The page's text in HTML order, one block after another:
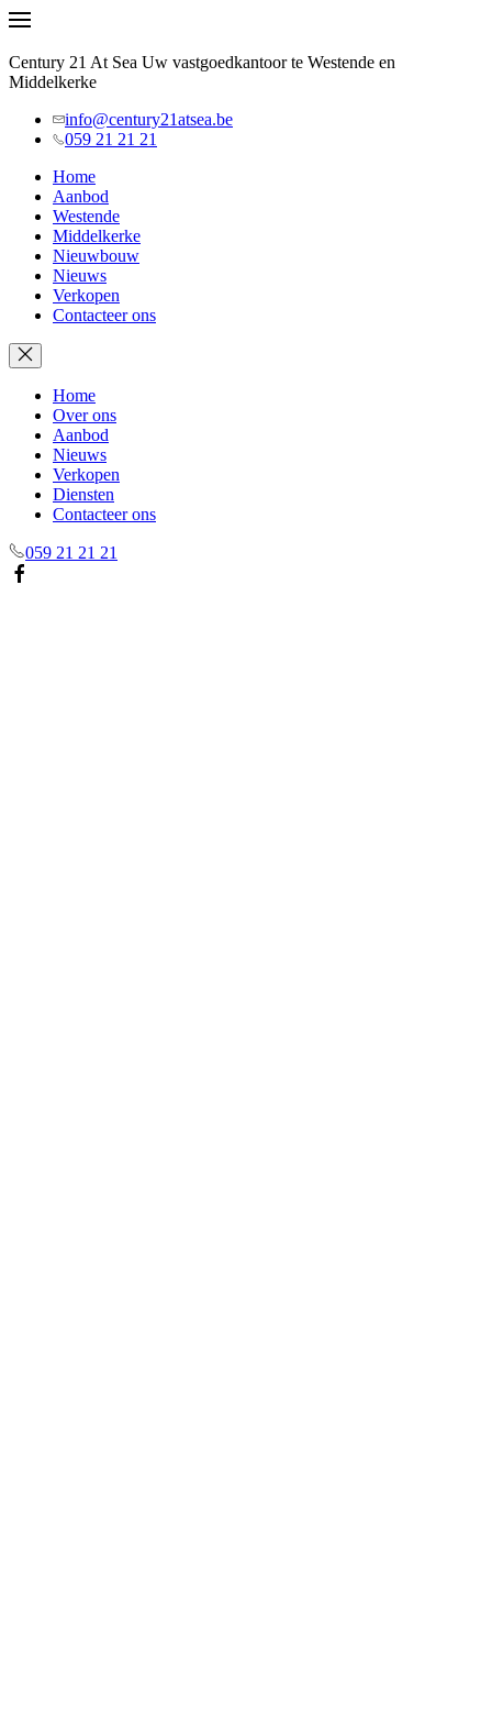
Century 21 At Sea Uw vastgoedkantoor te Westende en
Middelkerke
info@century21atsea.be
059 21 21 21
Home
Aanbod
Westende
Middelkerke
Nieuwbouw
Nieuws
Verkopen
Contacteer ons
Home
Over ons
Aanbod
Nieuws
Verkopen
Diensten
Contacteer ons
059 21 21 21